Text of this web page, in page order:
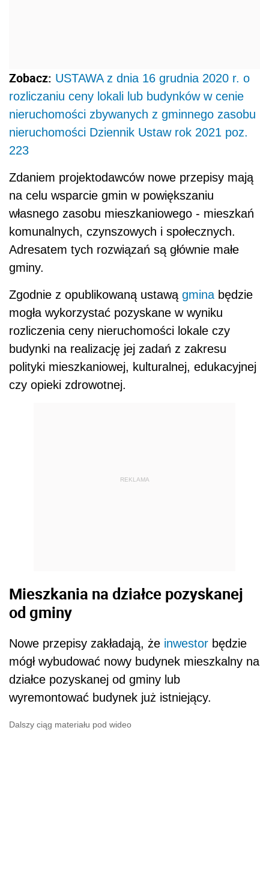
Zobacz: USTAWA z dnia 16 grudnia 2020 r. o
rozliczaniu ceny lokali lub budynków w cenie
nieruchomości zbywanych z gminnego zasobu
nieruchomości Dziennik Ustaw rok 2021 poz.
223
Zdaniem projektodawców nowe przepisy mają
na celu wsparcie gmin w powiększaniu
własnego zasobu mieszkaniowego - mieszkań
komunalnych, czynszowych i społecznych.
Adresatem tych rozwiązań są głównie małe
gminy.
Zgodnie z opublikowaną ustawą gmina będzie
mogła wykorzystać pozyskane w wyniku
rozliczenia ceny nieruchomości lokale czy
budynki na realizację jej zadań z zakresu
polityki mieszkaniowej, kulturalnej, edukacyjnej
czy opieki zdrowotnej.
REKLAMA
Mieszkania na działce pozyskanej
od gminy
Nowe przepisy zakładają, że inwestor będzie
mógł wybudować nowy budynek mieszkalny na
działce pozyskanej od gminy lub
wyremontować budynek już istniejący.
Dalszy ciąg materiału pod wideo